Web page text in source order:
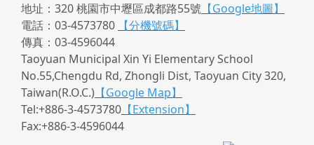
地址：320 桃園市中壢區成都路55號 【Google地圖】
電話：03-4573780
【分機號碼】
傳真：03-4596044
Taoyuan Municipal Xin Yi Elementary School
No.55,Chengdu Rd, Zhongli Dist, Taoyuan City 320,
Taiwan(R.O.C.) 【Google Map】
Tel:+886-3-4573780 【Extension】
Fax:+886-3-4596044